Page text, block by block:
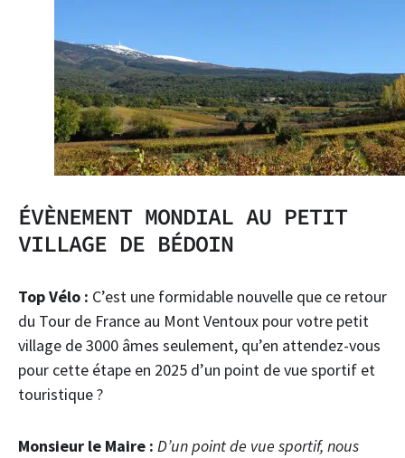
ÉVÈNEMENT MONDIAL AU PETIT
VILLAGE DE BÉDOIN
Top Vélo : C’est une formidable nouvelle que ce retour
du Tour de France au Mont Ventoux pour votre petit
village de 3000 âmes seulement, qu’en attendez-vous
pour cette étape en 2025 d’un point de vue sportif et
touristique ?
Monsieur le Maire : D’un point de vue sportif, nous